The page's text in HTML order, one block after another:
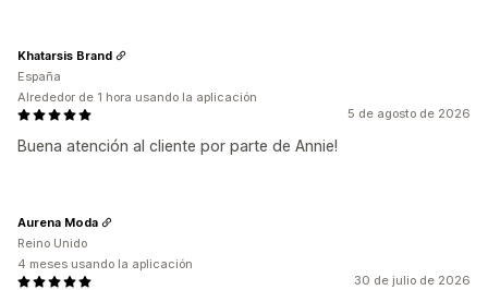
5 de agosto de 2026
Buena atención al cliente por parte de Annie!
Khatarsis Brand
España
Alrededor de 1 hora usando la aplicación
30 de julio de 2026
Aurena Moda
Reino Unido
4 meses usando la aplicación